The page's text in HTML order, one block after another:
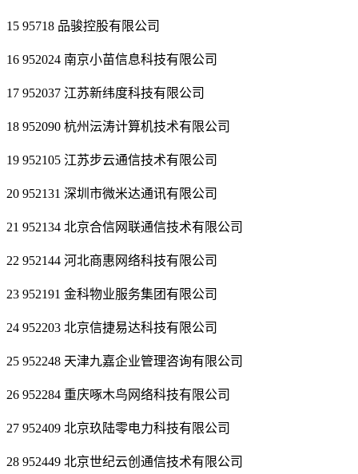
15 95718 品骏控股有限公司
16 952024 南京小苗信息科技有限公司
17 952037 江苏新纬度科技有限公司
18 952090 杭州沄涛计算机技术有限公司
19 952105 江苏步云通信技术有限公司
20 952131 深圳市微米达通讯有限公司
21 952134 北京合信网联通信技术有限公司
22 952144 河北商惠网络科技有限公司
23 952191 金科物业服务集团有限公司
24 952203 北京信捷易达科技有限公司
25 952248 天津九嘉企业管理咨询有限公司
26 952284 重庆啄木鸟网络科技有限公司
27 952409 北京玖陆零电力科技有限公司
28 952449 北京世纪云创通信技术有限公司